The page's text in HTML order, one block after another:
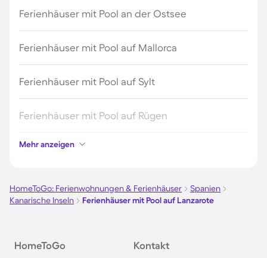
Ferienhäuser mit Pool an der Ostsee
Ferienhäuser mit Pool auf Mallorca
Ferienhäuser mit Pool auf Sylt
Ferienhäuser mit Pool auf Rügen
Ferienhäuser mit Pool am Gardasee
Ferienhäuser mit Pool an der Nordsee
Ferienhäuser mit Pool im Allgäu
Mehr anzeigen
HomeToGo: Ferienwohnungen & Ferienhäuser
Spanien
Kanarische Inseln
Ferienhäuser mit Pool auf Lanzarote
HomeToGo Kontakt